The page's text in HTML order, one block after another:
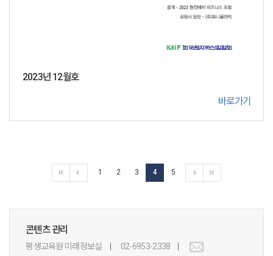
2023년 12월호
바로가기
1 2 3 4 5
콘텐츠 관리
평생교육원 미래정보실 02-6953-2338